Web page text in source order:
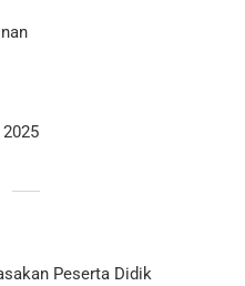
Peserta Didik